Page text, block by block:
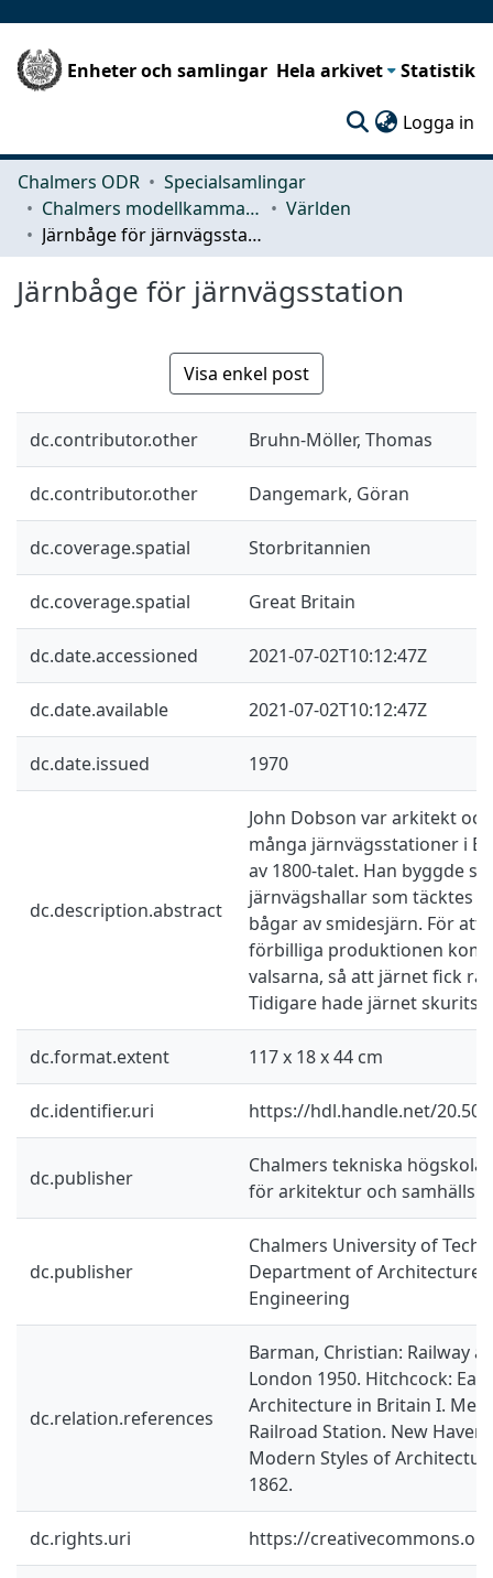
Enheter och samlingar Hela arkivet Statistik
Logga in
Chalmers ODR
Specialsamlingar
Chalmers modellkammare
Världen
Järnbåge för järnvägsstation
Järnbåge för järnvägsstation
Visa enkel post
dc.contributor.other Bruhn-Möller, Thomas
dc.contributor.other Dangemark, Göran
dc.coverage.spatial Storbritannien
dc.coverage.spatial Great Britain
dc.date.accessioned 2021-07-02T10:12:47Z
dc.date.available 2021-07-02T10:12:47Z
dc.date.issued 1970
dc.description.abstract
John Dobson var arkitekt
många järnvägsstationer i
av 1800-talet. Han byggde
järnvägshallar som täcktes
bågar av smidesjärn. För att
förbilliga produktionen kom
valsarna, så att järnet fick
Tidigare hade järnet skurits
dc.format.extent 117 x 18 x 44 cm
dc.identifier.uri https://hdl.handle.net/
dc.publisher
Chalmers tekniska
för arkitektur och
dc.publisher
Chalmers University of
Department of Architecture
Engineering
dc.relation.references
Barman, Christian: Railway
London 1950. Hitchcock:
Architecture in Britain I.
Railroad Station. New
Modern Styles of
1862.
dc.rights.uri https://